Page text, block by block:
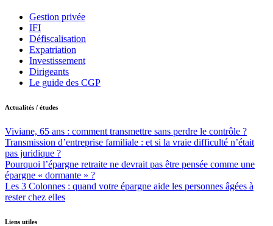
Gestion privée
IFI
Défiscalisation
Expatriation
Investissement
Dirigeants
Le guide des CGP
Actualités / études
Viviane, 65 ans : comment transmettre sans perdre le contrôle ?
Transmission d’entreprise familiale : et si la vraie difficulté n’était
pas juridique ?
Pourquoi l’épargne retraite ne devrait pas être pensée comme une
épargne « dormante » ?
Les 3 Colonnes : quand votre épargne aide les personnes âgées à
rester chez elles
Liens utiles